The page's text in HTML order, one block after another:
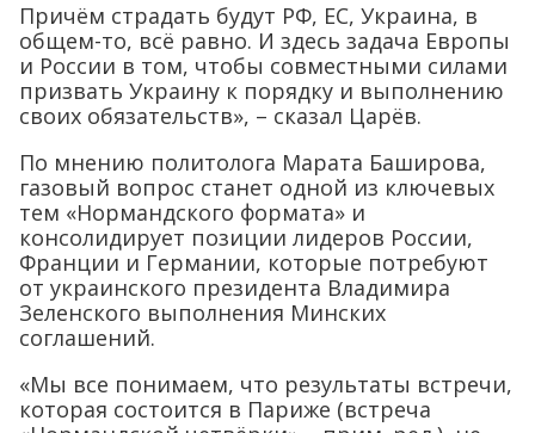
Причём страдать будут РФ, ЕС, Украина, в
общем-то, всё равно. И здесь задача Европы
и России в том, чтобы совместными силами
призвать Украину к порядку и выполнению
своих обязательств», – сказал Царёв.
По мнению политолога Марата Баширова,
газовый вопрос станет одной из ключевых
тем «Нормандского формата» и
консолидирует позиции лидеров России,
Франции и Германии, которые потребуют
от украинского президента Владимира
Зеленского выполнения Минских
соглашений.
«Мы все понимаем, что результаты встречи,
которая состоится в Париже (встреча